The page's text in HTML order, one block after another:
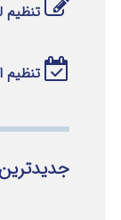
تنظیم
تنظیم